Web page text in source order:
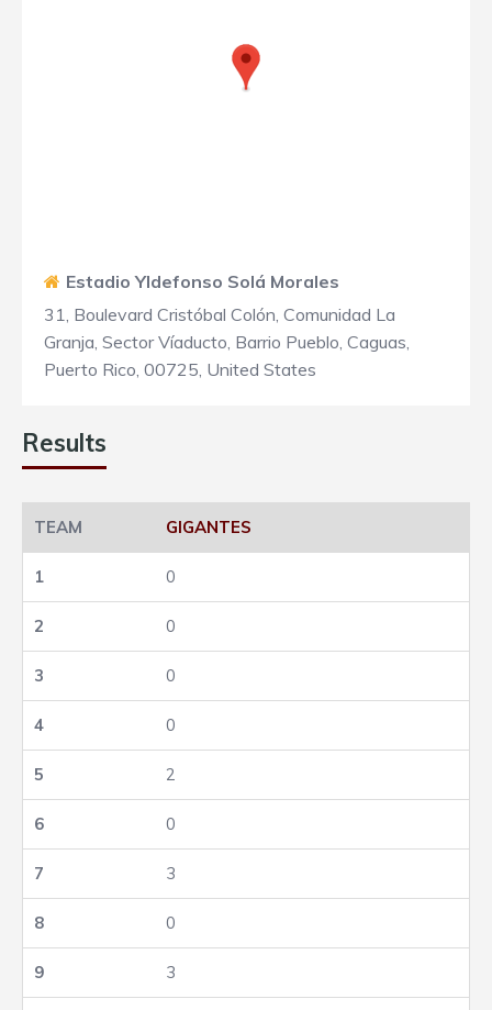
Estadio Yldefonso Solá Morales
31, Boulevard Cristóbal Colón, Comunidad La
Granja, Sector Víaducto, Barrio Pueblo, Caguas,
Puerto Rico, 00725, United States
Results
GIGANTES
0
0
0
0
2
0
3
0
3